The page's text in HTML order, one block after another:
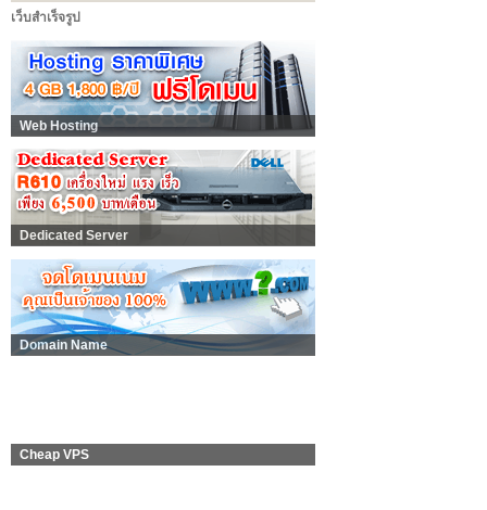
เว็บสำเร็จรูป
Web Hosting
Dedicated Server
Domain Name
Cheap VPS